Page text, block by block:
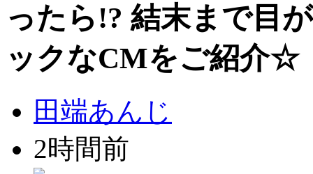
ったら!? 結末まで目
ックなCMをご紹介☆
田端あんじ
2時間前